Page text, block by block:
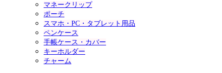
マネークリップ
ポーチ
スマホ・PC・タブレット用品
ペンケース
手帳ケース・カバー
キーホルダー
チャーム